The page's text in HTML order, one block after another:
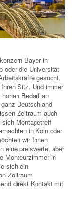
Bayer in
oder die Universität
gesucht.
Sitz. Und immer
Bedarf an
Deutschland
Zeitraum auch
Montagetreff
in Köln oder
wir Ihnen
eine preiswerte, aber
Monteurzimmer in
sich ein
Zeitraum
direkt Kontakt mit